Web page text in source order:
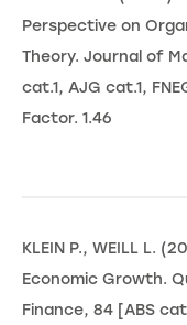
Perspective on
Theory. Journal of
cat.1, AJG cat.1,
Factor. 1.46
KLEIN P., WEILL L.
Economic Growth.
Finance, 84 [ABS